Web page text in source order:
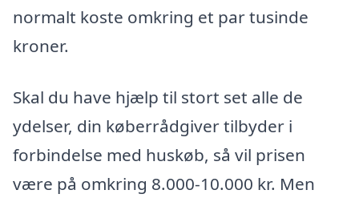
normalt koste omkring et par tusinde
kroner.
Skal du have hjælp til stort set alle de
ydelser, din køberrådgiver tilbyder i
forbindelse med huskøb, så vil prisen
være på omkring 8.000-10.000 kr. Men